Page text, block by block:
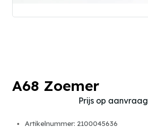
A68 Zoemer
Prijs op aanvraag
Artikelnummer: 2100045636